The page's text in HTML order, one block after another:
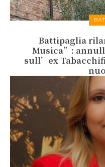
Battipaglia
Musica”:
sull’ex